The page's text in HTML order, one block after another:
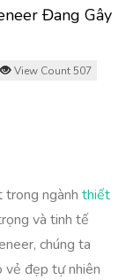
Đang Gây
View Count 507
ngành thiết
và tinh tế
chúng ta
vẻ đẹp tự nhiên